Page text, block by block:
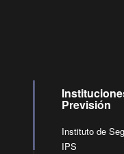
Previsión
Instituto de
IPS